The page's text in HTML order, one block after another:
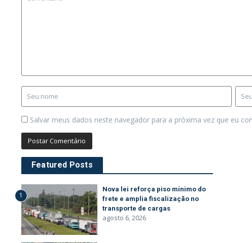
Salvar meus dados neste navegador para a próxima vez que eu
Featured Posts
1
Nova lei reforça piso mínimo do
frete e amplia fiscalização no
transporte de cargas
agosto 6, 2026